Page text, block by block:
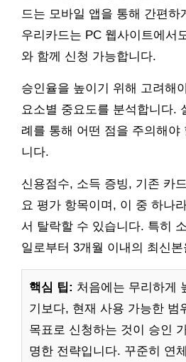
드는 모바일 앱을 통해 간편하
우리카드는 PC 웹사이트에서
와 함께 신청 가능합니다.
승인율을 높이기 위해 고려해
요소별 중요도를 분석합니다.
례를 통해 어떤 점을 주의해야
니다.
신용점수, 소득 증빙, 기존 카
요 평가 항목이며, 이 중 하나
서 탈락할 수 있습니다. 특히
일로부터 3개월 이내의 최신
핵심 팁: 처음에는 무리하게
기보다, 현재 사용 가능한 범
목표로 신청하는 것이 승인
명한 전략입니다. 꾸준히 연